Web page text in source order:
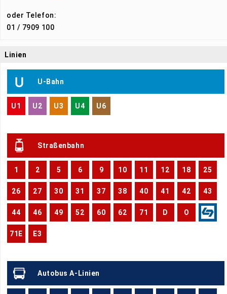
oder Telefon:
01 / 7909 100
Linien
U-Bahn
U1 U2 U3 U4 U6
Straßenbahn
1 2 5 6 9 10 11 12 18 25
26 27 30 31 37 38 40 41 42 43
44 46 49 52 60 62 71 D O
71E E3
Autobus A-Linien